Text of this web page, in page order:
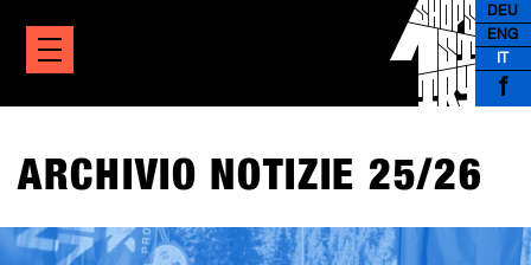
DEU
ENG
f
ARCHIVIO NOTIZIE 25/26